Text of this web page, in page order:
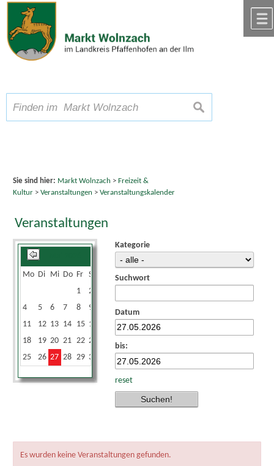
Zum Inhalt,zur Navigation
Schriftgröße A A A suchen
Sie sind hier: Markt Wolnzach > Freizeit &
Kultur> Veranstaltungen > Veranstaltungskalender
Veranstaltungen
Mo Di Mi Do Fr Sa
1
2
4
5 6 7 8 9
11
12 13 14 15 16
18
19 20 21 22 23
25
26 27 28 29 30
Kategorie
Suchwort
Datum
bis:
reset
Es wurden keine Veranstaltungen gefunden.